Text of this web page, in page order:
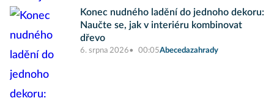
Konec nudného ladění do jednoho dekoru:
Naučte se, jak v interiéru kombinovat
dřevo
6. srpna 2026 00:05Abecedazahrady